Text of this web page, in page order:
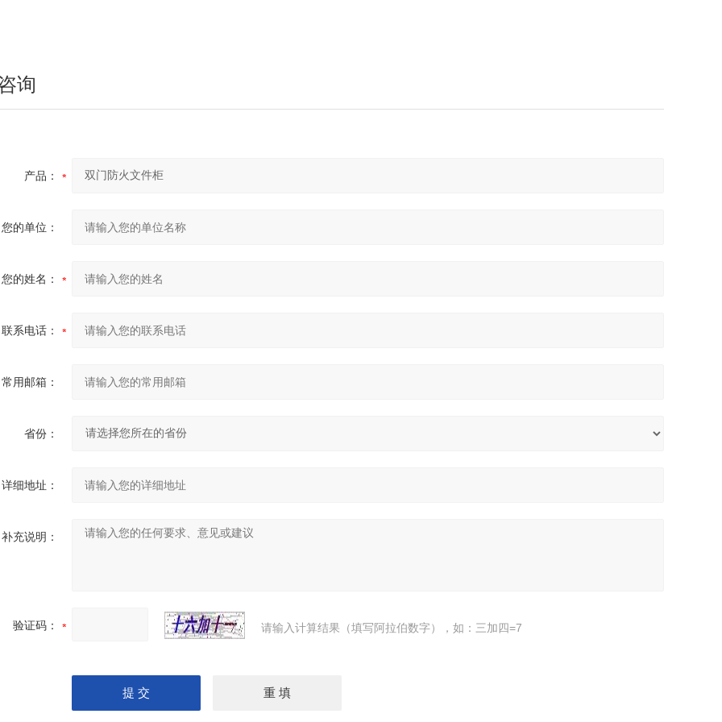
询
产品：
您的单位：
您的姓名：
联系电话：
常用邮箱：
省份：
详细地址：
补充说明：
验证码： 请输入计算结果（填写阿拉伯数字），如：三加四=7